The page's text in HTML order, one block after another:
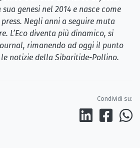
genesi nel 2014 e nasce come
Negli anni a seguire muta
L’Eco diventa più dinamico, si
rimanendo ad oggi il punto
notizie della Sibaritide-Pollino.
Condividi su: